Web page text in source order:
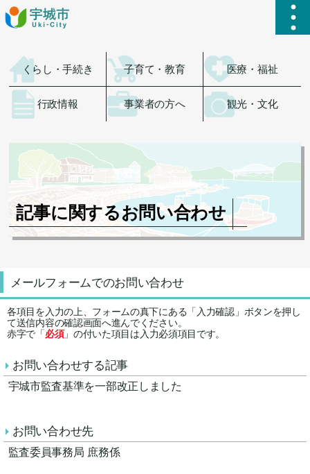
ハ
くらし・手続き 子育て・教育 医療・福祉
行政情報 事業者の方へ 観光・文化
記事に関するお問い合わせ
メールフォームでのお問い合わせ
各項目を入力の上、フォームの真下にある「入力確認」ボタンを押し
て送信内容の確認画面へ進んでください。
赤字で「必須」の付いた項目は入力必須項目です。
お問い合わせする記事
宇城市監査基準を一部改正しました
お問い合わせ先
監査委員事務局 庶務係